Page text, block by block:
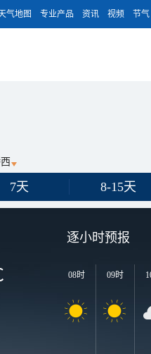
气地图 专业产品 资讯 视频 节气
7天 8-15天
逐小时预报
08时 09时